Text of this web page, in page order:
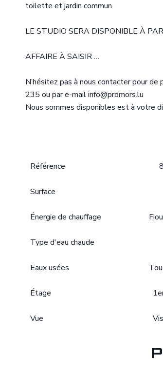
toilette et jardin commun.
LE STUDIO SERA DISPONIBLE À
AFFAIRE À SAISIR …
N’hésitez pas à nous contacter pour
235 ou par e-mail info@promors.lu
Nous sommes disponibles est à votre
Référence
Surface
Énergie de chauffage
Type d'eau chaude
Eaux usées
Étage
Vue